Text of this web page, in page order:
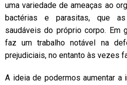
uma variedade de ameaças ao
bactérias e parasitas, que
saudáveis do próprio corpo. Em
faz um trabalho notável na
prejudiciais, no entanto às vezes
A ideia de podermos aumentar a